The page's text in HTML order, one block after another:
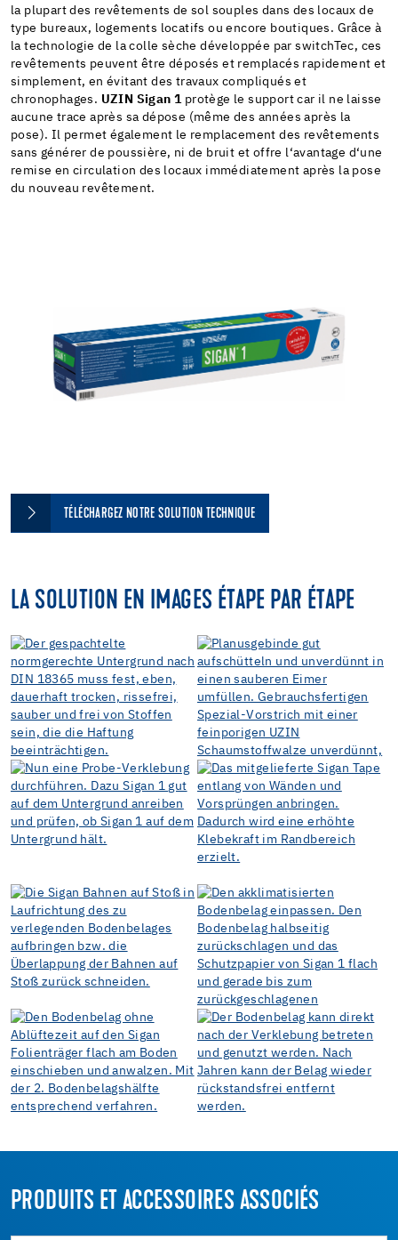
la plupart des revêtements de sol souples dans des locaux de
type bureaux, logements locatifs ou encore boutiques. Grâce à
la technologie de la colle sèche développée par switchTec, ces
revêtements peuvent être déposés et remplacés rapidement et
simplement, en évitant des travaux compliqués et
chronophages. UZIN Sigan 1protège le support car il ne laisse
aucune trace après sa dépose (même des années après la
pose). Il permet également le remplacement des revêtements
sans générer de poussière, ni de bruit et offre l‘avantage d‘une
remise en circulation des locaux immédiatement après la pose
du nouveau revêtement.
TÉLÉCHARGEZ NOTRE SOLUTION TECHNIQUE
LA SOLUTION EN IMAGES ÉTAPE PAR ÉTAPE
PRODUITS ET ACCESSOIRES ASSOCIÉS